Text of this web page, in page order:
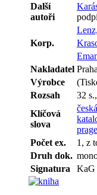
Další
autoři
Korp.
Nakladatel
Výrobce
Rozsah
32
Klíčová
slova
Počet ex.
1, z
Druh dok.
Signatura